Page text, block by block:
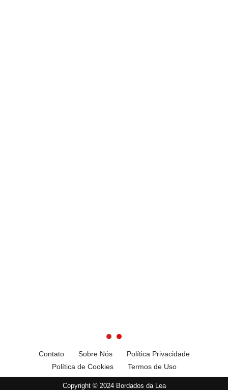
Contato Sobre Nós
Política Privacidade
Política de Cookies
Termos de Uso
Copyright © 2024 Bordados da Lea